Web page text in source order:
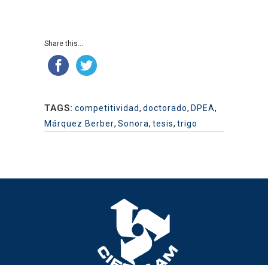
Share this...
TAGS: competitividad, doctorado, DPEA,
Márquez Berber, Sonora, tesis, trigo